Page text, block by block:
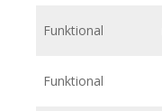
Funktional
Funktional